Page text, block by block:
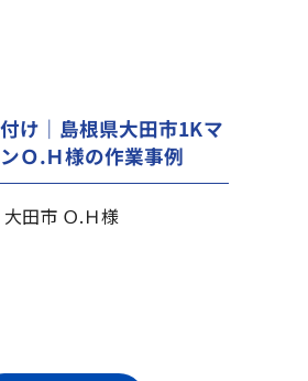
け｜島根県大田市1Kマ
Ｏ.Ｈ様の作業事例
大田市 Ｏ.Ｈ様